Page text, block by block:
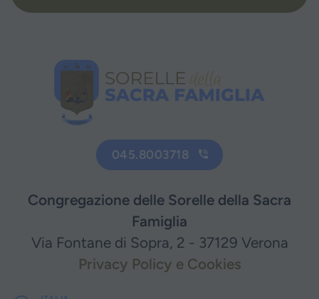
045.8003718
Congregazione delle Sorelle della Sacra
Famiglia
Via Fontane di Sopra, 2 - 37129 Verona
Privacy Policy e Cookies